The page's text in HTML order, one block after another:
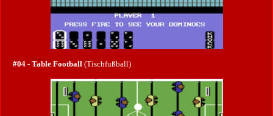
#04 - Table Football (Tischfußball)